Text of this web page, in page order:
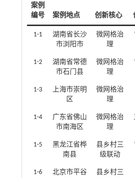
案例
编号
案例地点 创新核心
1-1
湖南省长沙
市浏阳市
微网格治
理
1-2
湖南省常德
市石门县
微网格治
理
1-3
上海市崇明
区
微网格治
理
1-4
广东省佛山
市南海区
微网格治
理
1-5
黑龙江省桦
南县
县乡村三
级联动
1-6
北京市平谷
县乡村三